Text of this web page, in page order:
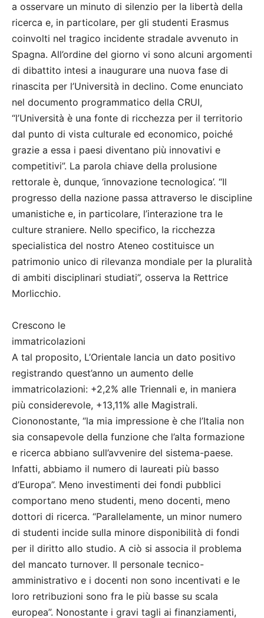
a osservare un minuto di silenzio per la libertà della
ricerca e, in particolare, per gli studenti Erasmus
coinvolti nel tragico incidente stradale avvenuto in
Spagna. All’ordine del giorno vi sono alcuni argomenti
di dibattito intesi a inaugurare una nuova fase di
rinascita per l’Università in declino. Come enunciato
nel documento programmatico della CRUI,
“l’Università è una fonte di ricchezza per il territorio
dal punto di vista culturale ed economico, poiché
grazie a essa i paesi diventano più innovativi e
competitivi”. La parola chiave della prolusione
rettorale è, dunque, ‘innovazione tecnologica’. “Il
progresso della nazione passa attraverso le discipline
umanistiche e, in particolare, l’interazione tra le
culture straniere. Nello specifico, la ricchezza
specialistica del nostro Ateneo costituisce un
patrimonio unico di rilevanza mondiale per la pluralità
di ambiti disciplinari studiati”, osserva la Rettrice
Morlicchio.
Crescono le
immatricolazioni
A tal proposito, L’Orientale lancia un dato positivo
registrando quest’anno un aumento delle
immatricolazioni: +2,2% alle Triennali e, in maniera
più considerevole, +13,11% alle Magistrali.
Ciononostante, “la mia impressione è che l’Italia non
sia consapevole della funzione che l’alta formazione
e ricerca abbiano sull’avvenire del sistema-paese.
Infatti, abbiamo il numero di laureati più basso
d’Europa”. Meno investimenti dei fondi pubblici
comportano meno studenti, meno docenti, meno
dottori di ricerca. “Parallelamente, un minor numero
di studenti incide sulla minore disponibilità di fondi
per il diritto allo studio. A ciò si associa il problema
del mancato turnover. Il personale tecnico-
amministrativo e i docenti non sono incentivati e le
loro retribuzioni sono fra le più basse su scala
europea”. Nonostante i gravi tagli ai finanziamenti,